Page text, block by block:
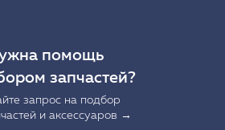
помощь
запчастей?
запрос на подбор
и аксессуаров →